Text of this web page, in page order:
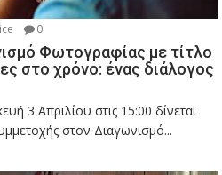
0
Φωτογραφίας με τίτλο
στο χρόνο: ένας διάλογος
3 Απριλίου στις 15:00 δίνεται
στον Διαγωνισμό...